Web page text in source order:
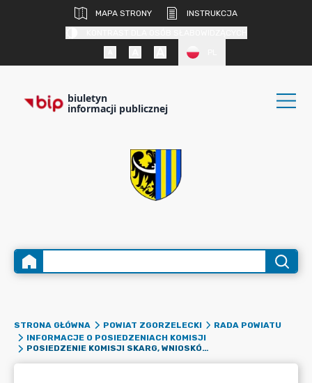
MAPA STRONY
INSTRUKCJA
biuletyn
informacji publicznej
STRONA GŁÓWNA POWIAT ZGORZELECKI
RADA POWIATU
INFORMACJE O POSIEDZENIACH KOMISJI
POSIEDZENIE KOMISJI SKARG, WNIOSKÓW I PETYCJI W DNIU 12.03.2025 R.